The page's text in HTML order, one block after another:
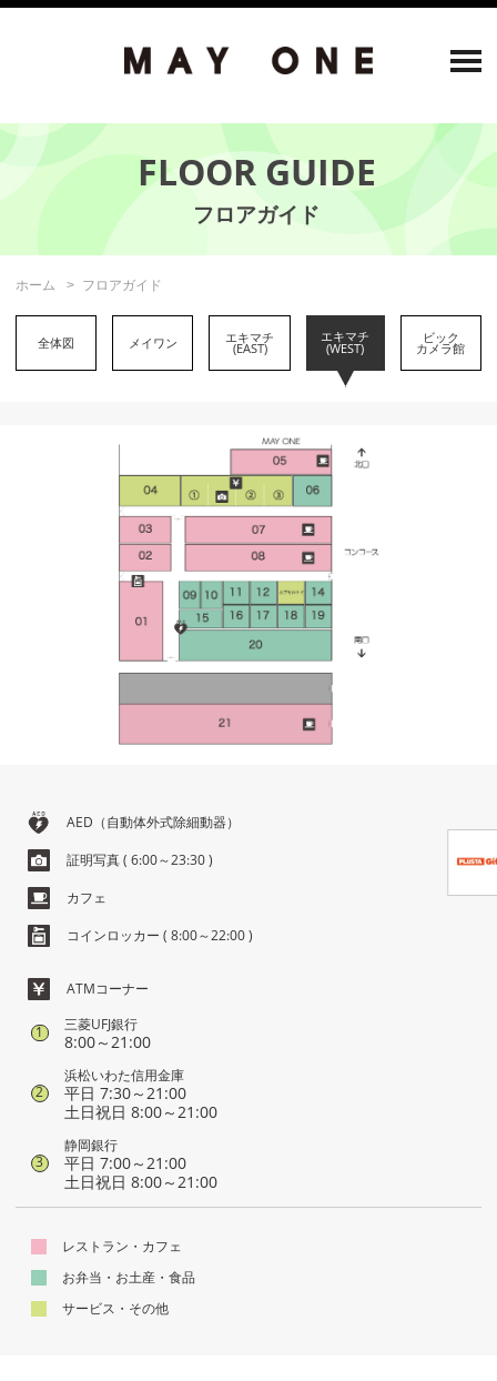
FLOOR GUIDE
ホーム フロアガイド
全体図 メイワン エキマチ
(EAST)
エキマチ
(WEST)
ビック
カメラ館
AED（自動体外式除細動器）
証明写真( 6:00～23:30 )
カフェ
コインロッカー ( 8:00～22:00 )
ATMコーナー
1 三菱UFJ銀行
8:00～21:00
2
浜松いわた信用金庫
平日 7:30～21:00
土日祝日 8:00～21:00
3
静岡銀行
平日 7:00～21:00
土日祝日 8:00～21:00
レストラン・カフェ
お弁当・お土産・食品
サービス・その他